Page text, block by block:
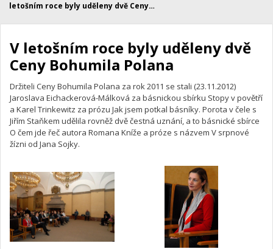
letošním roce byly uděleny dvě Ceny…
V letošním roce byly uděleny dvě
Ceny Bohumila Polana
Držiteli Ceny Bohumila Polana za rok 2011 se stali (23.11.2012)
Jaroslava Eichackerová-Málková za básnickou sbírku Stopy v povětří
a Karel Trinkewitz za prózu Jak jsem potkal básníky. Porota v čele s
Jiřím Staňkem udělila rovněž dvě čestná uznání, a to básnické sbírce
O čem jde řeč autora Romana Kníže a próze s názvem V srpnové
žízni od Jana Sojky.